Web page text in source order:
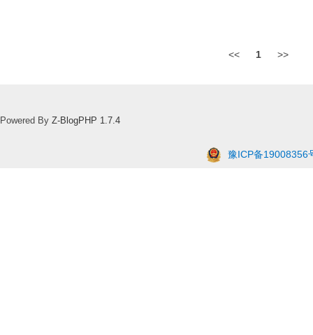
<< 1 >>
Powered By Z-BlogPHP 1.7.4
豫ICP备19008356